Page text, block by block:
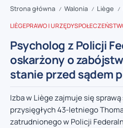
Strona główna / Walonia / Liège /
LIÈGEPRAWO I URZĘDY
Psycholog z Policji
oskarżony o
stanie przed sądem
Izba w Liège zajmuje się
przysięgłych 43-letniego
zatrudnionego w Policji